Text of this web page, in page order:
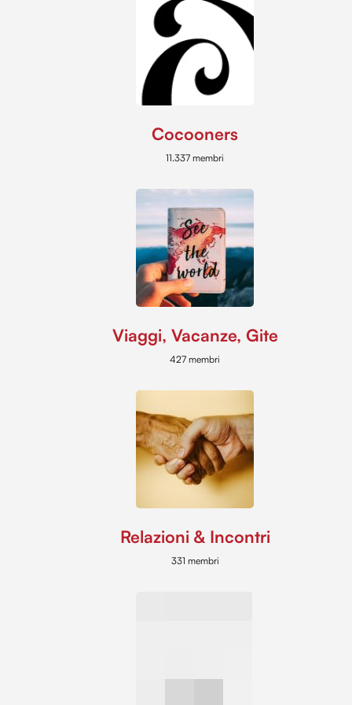
analizzare il nostro traffico. Condividiamo inoltre
informazioni sul modo in cui utilizzi il nostro sito con i
nostri partner che si occupano di analisi dei dati web,
pubblicità e social media, i quali potrebbero combinarle
con altre informazioni che hai fornito loro o che hanno
Cocooners
11.337 membri
Viaggi, Vacanze, Gite
427 membri
Relazioni & Incontri
331 membri